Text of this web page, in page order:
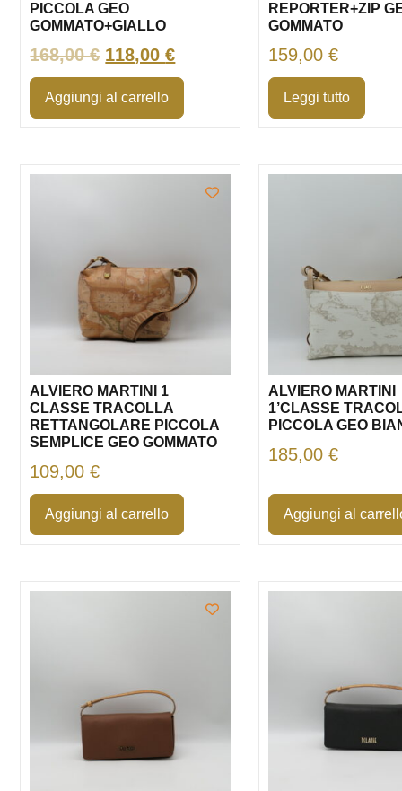
PICCOLA GEO
GOMMATO+GIALLO
168,00€ 118,00€
Aggiungi al carrello
REPORTER+ZIP
GOMMATO
159,00€
Leggi tutto
ALVIERO MARTINI 1
CLASSE TRACOLLA
RETTANGOLARE PICCOLA
SEMPLICE GEO GOMMATO
109,00€
Aggiungi al carrello
ALVIERO MARTINI
1’CLASSE
PICCOLA GEO
185,00€
Aggiungi al